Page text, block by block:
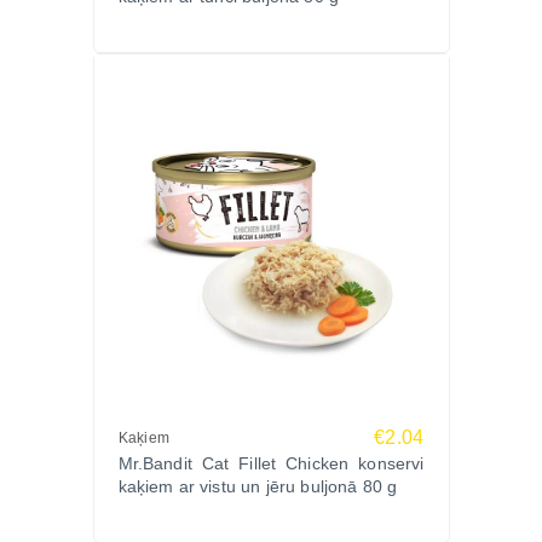
Kaķiem €2.04
Mr.Bandit Cat Fillet Chicken konservi
kaķiem ar vistu un jēru buljonā 80 g